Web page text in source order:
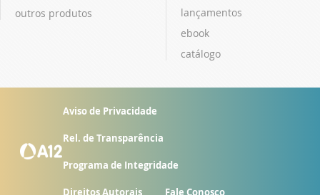
outros produtos
lançamentos
ebook
catálogo
Aviso de Privacidade
Rel. de Transparência
Programa de Integridade
Direitos Autorais Fale Conosco